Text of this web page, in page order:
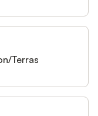
Terras